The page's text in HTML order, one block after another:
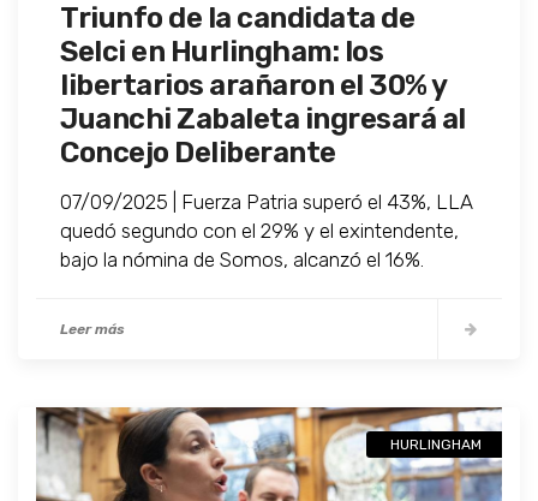
Triunfo de la candidata de
Selci en Hurlingham: los
libertarios arañaron el 30% y
Juanchi Zabaleta ingresará al
Concejo Deliberante
07/09/2025 | Fuerza Patria superó el 43%, LLA
quedó segundo con el 29% y el exintendente,
bajo la nómina de Somos, alcanzó el 16%.
Leer más
HURLINGHAM